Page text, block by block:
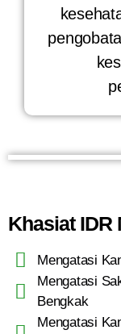
Khasiat IDR
Mengatasi
Mengatasi
Bengkak
Mengatasi